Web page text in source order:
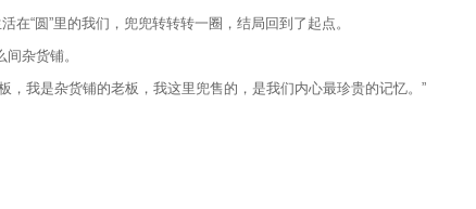
在“圆”里的我们，兜兜转转转一圈，结局回到了起点。
杂货铺。
，我是杂货铺的老板，我这里兜售的，是我们内心最珍贵的记忆。”